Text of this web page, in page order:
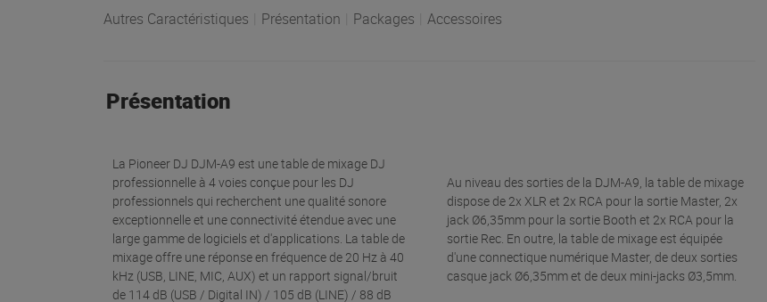
Autres Caractéristiques Présentation Packages Accessoires
Présentation
La Pioneer DJ DJM-A9 est une table de mixage DJ
professionnelle à 4 voies conçue pour les DJ
professionnels qui recherchent une qualité sonore
exceptionnelle et une connectivité étendue avec une
large gamme de logiciels et d'applications. La table de
mixage offre une réponse en fréquence de 20 Hz à 40
kHz (USB, LINE, MIC, AUX) et un rapport signal/bruit
de 114 dB (USB / Digital IN) / 105 dB (LINE) / 88 dB
Au niveau des sorties de la DJM-A9, la table de mixage
dispose de 2x XLR et 2x RCA pour la sortie Master, 2x
jack Ø6,35mm pour la sortie Booth et 2x RCA pour la
sortie Rec. En outre, la table de mixage est équipée
d'une connectique numérique Master, de deux sorties
casque jack Ø6,35mm et de deux mini-jacks Ø3,5mm.